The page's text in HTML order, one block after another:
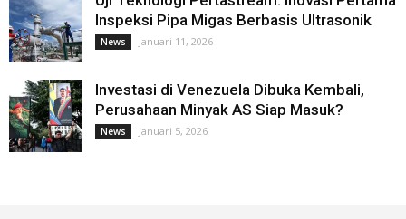
Inspeksi Pipa Migas Berbasis Ultrasonik
News Januari 11, 2026
Investasi di Venezuela Dibuka Kembali,
Perusahaan Minyak AS Siap Masuk?
News Januari 5, 2026